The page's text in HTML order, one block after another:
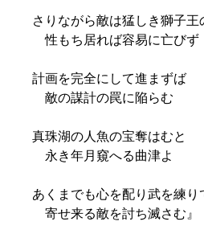
さりながら敵は猛しき獅子王
性もち居れば容易に亡びず
計画を完全にして進まずば
敵の謀計の罠に陥らむ
真珠湖の人魚の宝奪はむと
永き年月窺へる曲津よ
あくまでも心を配り武を練り
寄せ来る敵を討ち滅さむ』